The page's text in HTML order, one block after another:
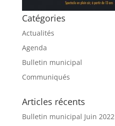
Catégories
Actualités
Agenda
Bulletin municipal
Communiqués
Articles récents
Bulletin municipal Juin 2022